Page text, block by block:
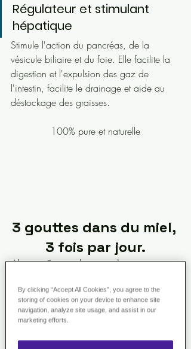
Régulateur et stimulant
hépatique
Stimule l'action du pancréas, de la
vésicule biliaire et du foie. Elle facilite la
digestion et l'expulsion des gaz de
l'intestin, facilite le drainage et aide au
déstockage des graisses.
100% pure et naturelle
3 gouttes dans du miel,
3 fois par jour.
Alternez 5 jours de prise, deux jours sans.
L'huile essentielle de Citron jaune est
photosensibilisante. Les huiles essentielles
By clicking “Accept All Cookies”, you agree to the
storing of cookies on your device to enhance site
navigation, analyze site usage, and assist in our
marketing efforts.